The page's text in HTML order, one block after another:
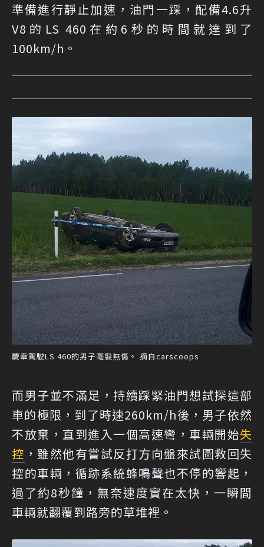
準備進行靜止加速，油門一踩，配備4.6升
V8的LS 460在約6秒的時間就達到了
100km/h。
慶幸駕駛LS 460的男子毫髮無傷。 摘自carscoops
而男子並不滿足，持續踩緊油門想試探這部
車的極限，到了時速260km/h後，男子依然
不放棄，直到進入一個高速彎，車輛開始失
控 ，雖然他有嘗試反打方向盤來試圖救回失
控的車輛，循跡系統蜂鳴聲也不停的響起，
過了約8秒鐘，無奈速度實在太快，一瞬間
車輛就翻覆到路旁的草堆裡。